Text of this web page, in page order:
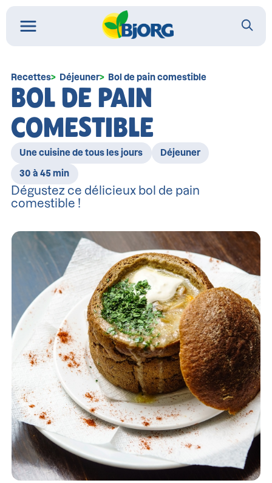
Recettes Déjeuner Bol de pain comestible
BOL DE PAIN
COMESTIBLE
Une cuisine de tous les jours Déjeuner
30 à 45 min
Dégustez ce délicieux bol de pain
comestible !